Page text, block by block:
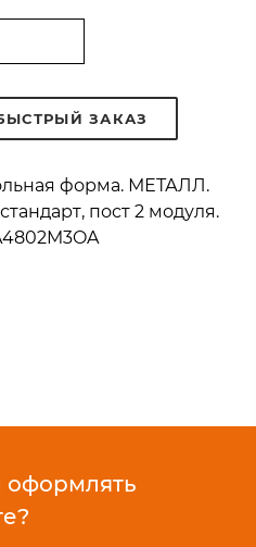
ЗАКАЗ
форма. МЕТАЛЛ.
пост 2 модуля.
оформлять